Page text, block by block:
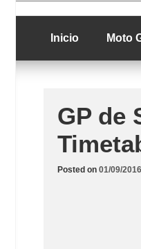
to
content
luciolopezgp
Inicio Moto
GP de
Posted on 01/09/2016